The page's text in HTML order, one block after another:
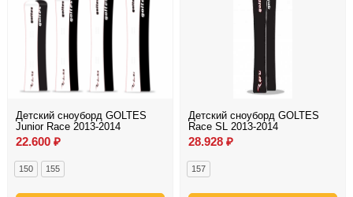
Детский сноуборд GOLTES
Junior Race 2013-2014
22.600 ₽
150 155
Детский сноуборд GOLTES
Race SL 2013-2014
28.928 ₽
157